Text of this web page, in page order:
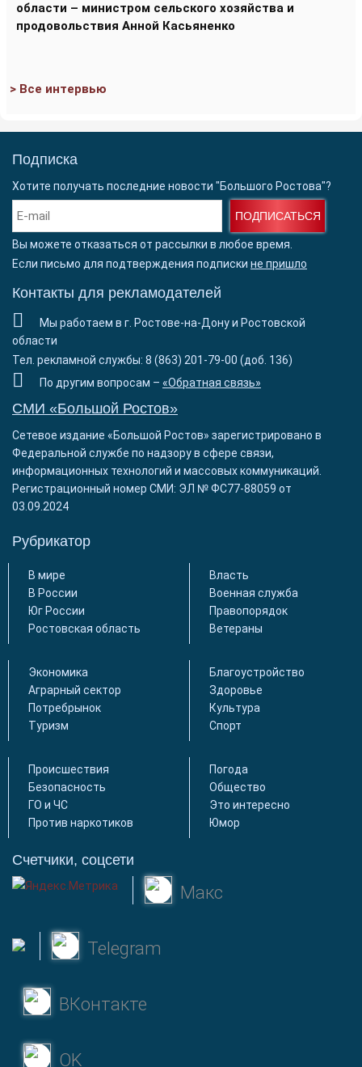
области – министром сельского хозяйства и
продовольствия Анной Касьяненко
> Все интервью
Подписка
Хотите получать последние новости "Большого Ростова"?
ПОДПИСАТЬСЯ
Вы можете отказаться от рассылки в любое время.
Если письмо для подтверждения подписки не пришло
Контакты для рекламодателей
Мы работаем в г. Ростове-на-Дону и Ростовской
области
Тел. рекламной службы: 8 (863) 201-79-00 (доб. 136)
По другим вопросам – «Обратная связь»
СМИ «Большой Ростов»
Сетевое издание «Большой Ростов» зарегистрировано в
Федеральной службе по надзору в сфере связи,
информационных технологий и массовых коммуникаций.
Регистрационный номер СМИ: ЭЛ № ФС77-88059 от
03.09.2024
Рубрикатор
В мире
В России
Юг России
Ростовская область
Власть
Военная служба
Правопорядок
Ветераны
Экономика
Аграрный сектор
Потребрынок
Туризм
Благоустройство
Здоровье
Культура
Спорт
Происшествия
Безопасность
ГО и ЧС
Против наркотиков
Погода
Общество
Это интересно
Юмор
Счетчики, соцсети
Макс
Telegram
ВКонтакте
OK